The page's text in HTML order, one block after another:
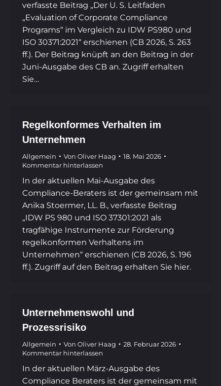
verfasste Beitrag „Der U. S. Leitfaden
„Evaluation of Corporate Compliance
Programs“ im Vergleich zu IDW PS980 und
ISO 30371:2021“ erschienen (CB 2026, S. 263
ff.). Der Beitrag knüpft an den Beitrag in der
Juni-Ausgabe des CB an. Zugriff erhalten
Sie…
Regelkonformes Verhalten im
Unternehmen
Allgemein Von Oliver Haag
18. Mai 2026
Kommentar hinterlassen
In der aktuellen Mai-Ausgabe des
Compliance-Beraters ist der gemeinsam mit
Anika Stoermer, LL. B., verfasste Beitrag
„IDW PS 980 und ISO 37301:2021 als
tragfähige Instrumente zur Förderung
regelkonformen Verhaltens im
Unternehmen“ erschienen (CB 2026, S. 196
ff.). Zugriff auf den Beitrag erhalten Sie hier.
Unternehmenswohl und
Prozessrisiko
Allgemein Von Oliver Haag
28. Februar 2026
Kommentar hinterlassen
In der aktuellen März-Ausgabe des
Compliance Beraters ist der gemeinsam mit